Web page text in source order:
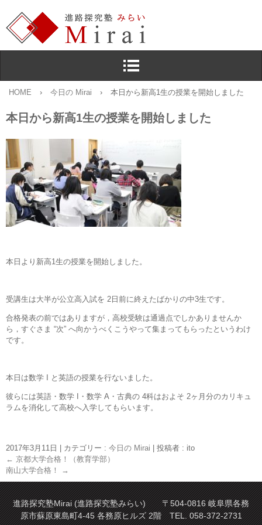
HOME › 今日の Mirai › 本日から新高1生の授業を開始しました
本日から新高1生の授業を開始しました
本日より新高1生の授業を開始しました。
受講生は大半が公立高入試を 2日前に終えたばかりの中3生です。
合格発表の前ではありますが，高校受験は通過点でしかありませんか
ら，すぐさま “次” へ向かうべくこうやって集まってもらったというわけ
です。
本日は数学 I と英語の授業を行ないました。
彼らには英語・数学 I・数学 A・古典の 4科はおよそ 2ヶ月分のカリキュ
ラムを消化して高校へ入学してもらいます。
2017年3月11日 カテゴリー : 今日の Mirai
投稿者 : ito
← 京都大学合格！（教育学部）
南山大学合格！
→
進路探究塾Mirai (進路探究塾みらい) 〒504-0816 岐阜県各務
原市蘇原東島町4-45 各務原ヒルズ 2階 TEL. 058-372-2731